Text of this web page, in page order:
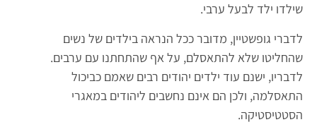
שילדו ילד לבעל ערבי.
לדברי גופשטיין, מדובר ככל הנראה בילדים של נשים
שהחליטו שלא להתאסלם, על אף שהתחתנו עם ערבים.
לדבריו, ישנם עוד ילדים יהודים רבים שאמם כביכול
התאסלמה, ולכן הם אינם נחשבים ליהודים במאגרי
הסטטיסטיקה.